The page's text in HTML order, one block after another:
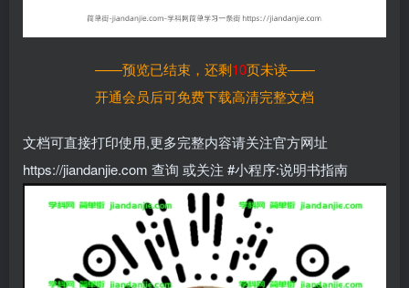
——预览已结束，还剩10页未读——
开通会员后可免费下载高清完整文档
文档可直接打印使用,更多完整内容请关注官方网址
https://jiandanjie.com 查询 或关注 #小程序:说明书指南